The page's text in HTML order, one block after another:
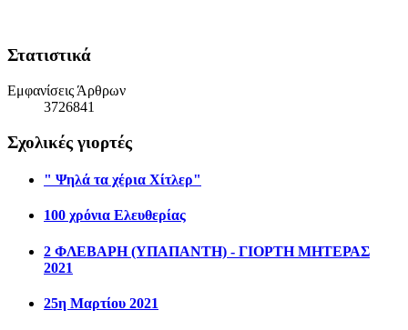
Στατιστικά
Εμφανίσεις Άρθρων
3726841
Σχολικές γιορτές
" Ψηλά τα χέρια Χίτλερ"
100 χρόνια Ελευθερίας
2 ΦΛΕΒΑΡΗ (ΥΠΑΠΑΝΤΗ) - ΓΙΟΡΤΗ ΜΗΤΕΡΑΣ
2021
25η Μαρτίου 2021